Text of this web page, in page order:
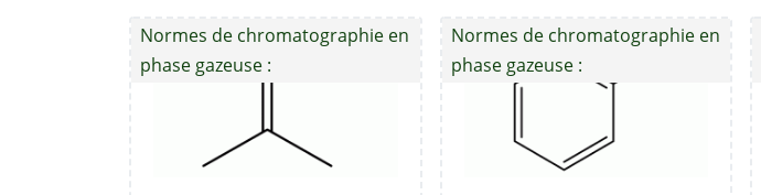
propyle
Normes de chromatographie en
phase gazeuse :
Normes de chromatographie en
phase gazeuse :